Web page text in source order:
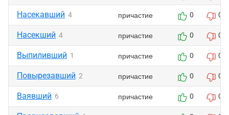
Насекавший 4 причастие 0 0
Насекший 4 причастие 0 0
Выпиливший 1 причастие 0 0
Повырезавший 2 причастие 0 0
Ваявший 6 причастие 0 0